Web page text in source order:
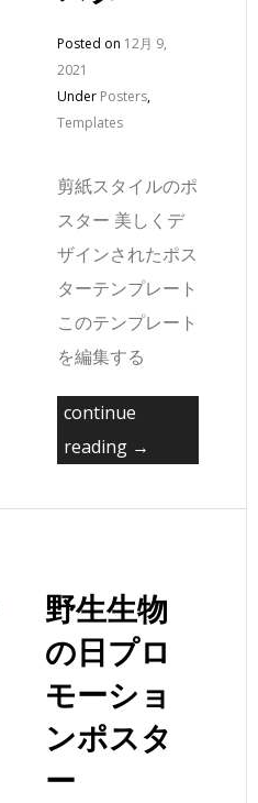
Posted on 12月 9,
2021
Under Posters,
Templates
剪紙スタイルのポ
スター 美しくデ
ザインされたポス
ターテンプレート
このテンプレート
を編集する
continue
reading →
野生生物
の日プロ
モーショ
ンポスタ
ー